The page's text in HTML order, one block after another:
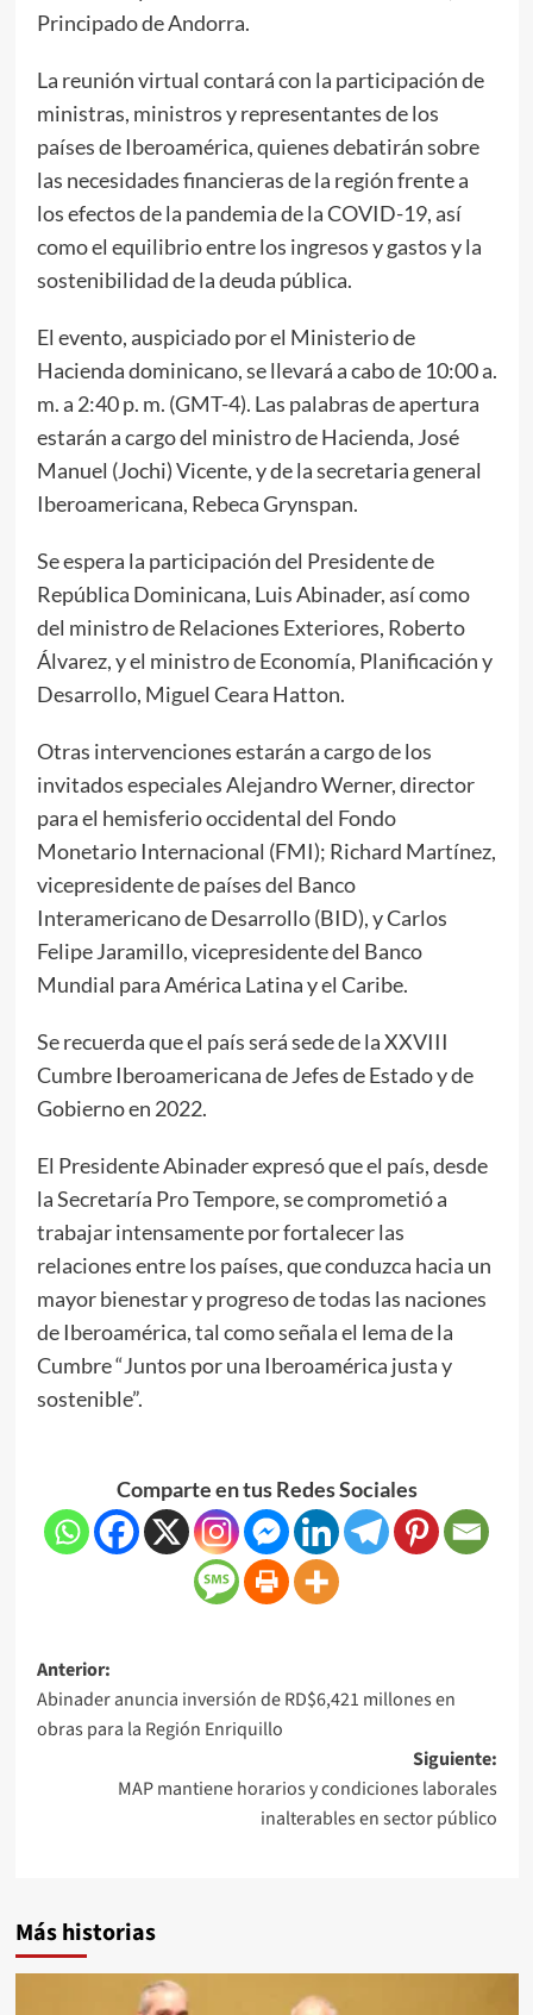
Principado de Andorra.
La reunión virtual contará con la participación de
ministras, ministros y representantes de los
países de Iberoamérica, quienes debatirán sobre
las necesidades financieras de la región frente a
los efectos de la pandemia de la COVID-19, así
como el equilibrio entre los ingresos y gastos y la
sostenibilidad de la deuda pública.
El evento, auspiciado por el Ministerio de
Hacienda dominicano, se llevará a cabo de 10:00 a.
m. a 2:40 p. m. (GMT-4). Las palabras de apertura
estarán a cargo del ministro de Hacienda, José
Manuel (Jochi) Vicente, y de la secretaria general
Iberoamericana, Rebeca Grynspan.
Se espera la participación del Presidente de
República Dominicana, Luis Abinader, así como
del ministro de Relaciones Exteriores, Roberto
Álvarez, y el ministro de Economía, Planificación y
Desarrollo, Miguel Ceara Hatton.
Otras intervenciones estarán a cargo de los
invitados especiales Alejandro Werner, director
para el hemisferio occidental del Fondo
Monetario Internacional (FMI); Richard Martínez,
vicepresidente de países del Banco
Interamericano de Desarrollo (BID), y Carlos
Felipe Jaramillo, vicepresidente del Banco
Mundial para América Latina y el Caribe.
Se recuerda que el país será sede de la XXVIII
Cumbre Iberoamericana de Jefes de Estado y de
Gobierno en 2022.
El Presidente Abinader expresó que el país, desde
la Secretaría Pro Tempore, se comprometió a
trabajar intensamente por fortalecer las
relaciones entre los países, que conduzca hacia un
mayor bienestar y progreso de todas las naciones
de Iberoamérica, tal como señala el lema de la
Cumbre “Juntos por una Iberoamérica justa y
sostenible”.
Comparte en tus Redes Sociales
Anterior:
Abinader anuncia inversión de RD$6,421 millones en
obras para la Región Enriquillo
Siguiente:
MAP mantiene horarios y condiciones laborales
inalterables en sector público
Más historias